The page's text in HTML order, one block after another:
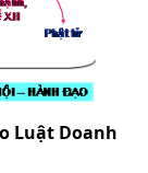
Luật Doanh